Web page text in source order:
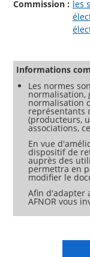
Commission : les
Informations
Les normes
normalisation,
normalisation
représentants
(producteurs,
associations,
En vue
dispositif de
auprès des
permettra en
modifier le
Afin d'adapter
AFNOR vous